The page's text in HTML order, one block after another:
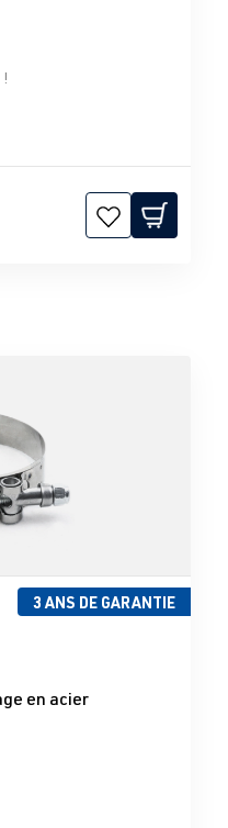
3 ANS DE GARANTIE
en acier